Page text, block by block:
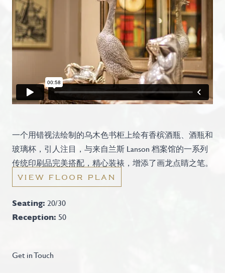
一个用错视法绘制的乌木色书柜上绘有香槟酒瓶、酒瓶和
玻璃杯，引人注目，与来自兰斯 Lanson 档案馆的一系列
传统印刷品完美搭配，精心装裱，增添了画龙点睛之笔。
VIEW FLOOR PLAN
Seating: 20/30
Reception: 50
Get in Touch